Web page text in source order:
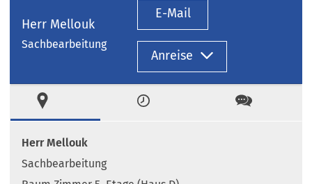
Herr Mellouk
Sachbearbeitung
E-Mail
Anreise
Zeiten Kontakt
Herr Mellouk
Sachbearbeitung